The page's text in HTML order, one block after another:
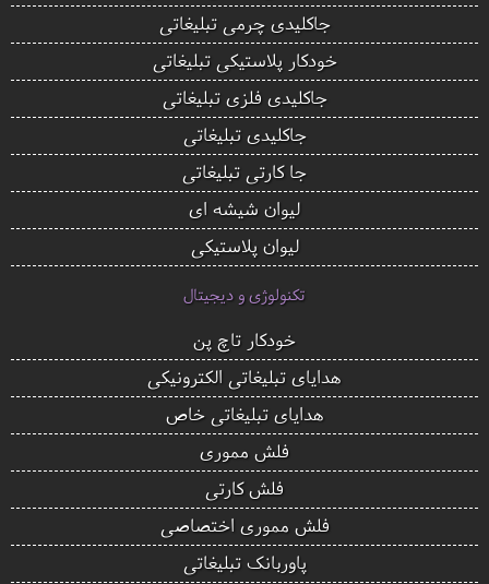
جاکلیدی چرمی تبلیغاتی
خودکار پلاستیکی تبلیغاتی
جاکلیدی فلزی تبلیغاتی
جاکلیدی تبلیغاتی
جا کارتی تبلیغاتی
لیوان شیشه ای
لیوان پلاستیکی
تکنولوژی و دیجیتال
خودکار تاچ پن
هدایای تبلیغاتی الکترونیکی
هدایای تبلیغاتی خاص
فلش مموری
فلش کارتی
فلش مموری اختصاصی
پاوربانک تبلیغاتی